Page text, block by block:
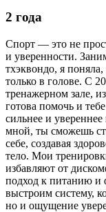
2 года
Спорт — это не
и уверенности.
тхэквондо, я
только в голове. С
тренажерном зале,
готова помочь и
сильнее и
мной, ты сможешь
себе, создавая
тело. Мои
избавляют от
подход к питанию и
выстроим систему,
но и ощущение